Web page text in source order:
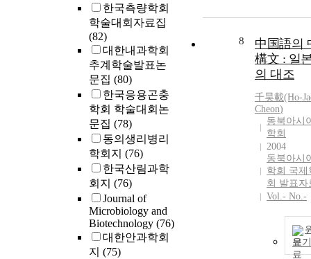
한국측량학회
학술대회자료집
(82)
대한내과학회
추계학술발표논
문집 (80)
한국응용곤충
학회 학술대회논
문집 (78)
동의생리병리
학회지 (76)
한국산림과학
회지 (76)
Journal of
Microbiology and
Biotechnology (76)
대한안과학회
지 (75)
8
中国語의
構文 : 일
의 대조
千昊載(Ho-
Cheon)
동북아시
학회
2004
동북아시
학회 국제
회 발표자
Vol.- No.-
보기